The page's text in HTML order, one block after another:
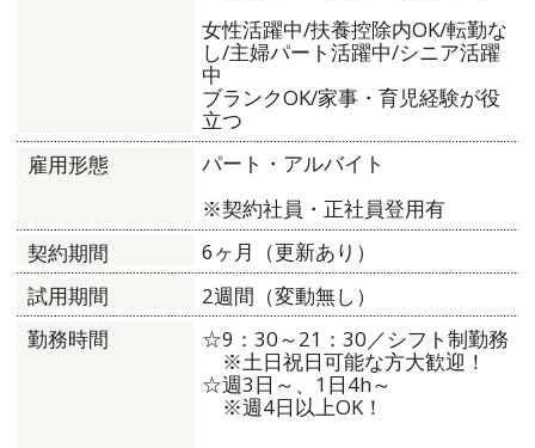
女性活躍中/扶養控除内OK/転勤な
し/主婦パート活躍中/シニア活躍
中
ブランクOK/家事・育児経験が役
立つ
雇用形態
パート・アルバイト
※契約社員・正社員登用有
契約期間
6ヶ月（更新あり）
試用期間
2週間（変動無し）
勤務時間
☆9：30～21：30／シフト制勤務
※土日祝日可能な方大歓迎！
☆週3日～、1日4h～
※週4日以上OK！